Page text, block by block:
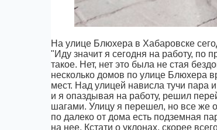
На улице Блюхера в Хабаровске
"Иду значит я сегодня на работу,
такое. Нет, нет это была не стая
несколько домов по улице Блюхера
мест. Над улицей нависла тучи пара
и я опаздывая на работу, решил
шагами. Улицу я перешел, но все же
по далеко от дома есть подземная
на нее. Кстати о уклонах, скорее